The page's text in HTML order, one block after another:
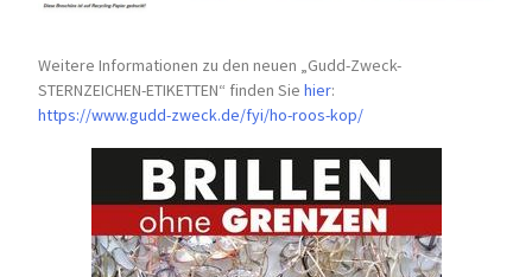
Weitere Informationen zu den neuen „Gudd-Zweck-
STERNZEICHEN-ETIKETTEN“ finden Siehier:
https://www.gudd-zweck.de/fyi/ho-roos-kop/